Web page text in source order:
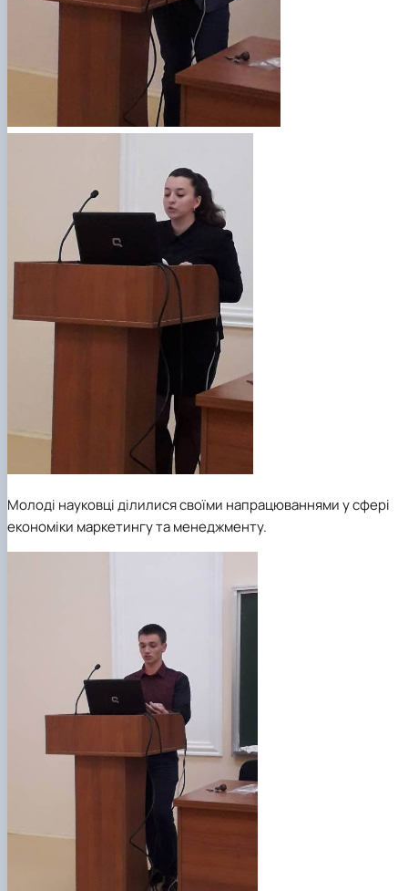
Молоді науковці ділилися своїми напрацюваннями у сфері
економіки маркетингу та менеджменту.